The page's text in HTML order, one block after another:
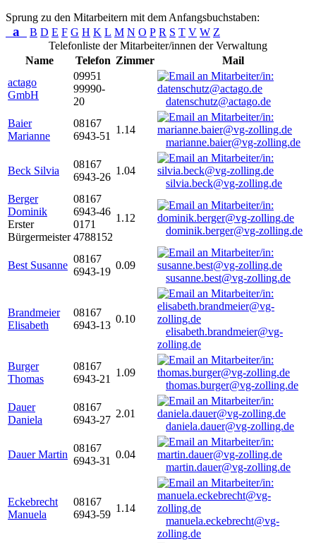
Sprung zu den Mitarbeitern mit dem Anfangsbuchstaben:
a B D E F G H K L M N O P R S T V W Z
Telefonliste der Mitarbeiter/innen der Verwaltung
Name
Telefon Zimmer
Mail
actago
GmbH
09951
99990-
20
datenschutz@actago.de
Baier
Marianne
08167
6943-51
1.14
marianne.baier@vg-zolling.de
Beck Silvia
08167
6943-26
1.04
silvia.beck@vg-zolling.de
Berger
Dominik
Erster
Bürgermeister
08167
6943-46
0171
4788152
1.12
dominik.berger@vg-zolling.de
Best Susanne
08167
6943-19
0.09
susanne.best@vg-zolling.de
Brandmeier
Elisabeth
08167
6943-13
0.10
elisabeth.brandmeier@vg-
zolling.de
Burger
Thomas
08167
6943-21
1.09
thomas.burger@vg-zolling.de
Dauer
Daniela
08167
6943-27
2.01
daniela.dauer@vg-zolling.de
Dauer Martin
08167
6943-31
0.04
martin.dauer@vg-zolling.de
Eckebrecht
Manuela
08167
6943-59
1.14
manuela.eckebrecht@vg-
zolling.de